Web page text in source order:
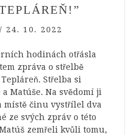
/ 24. 10. 2022
hodinách otřásla
zpráva o střelbě
Střelba si
Matúše. Na svědomí ji
místě činu vystřílel dva
ze svých zpráv o této
zemřeli kvůli tomu,